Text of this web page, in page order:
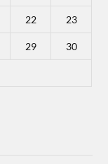
22 23
29 30